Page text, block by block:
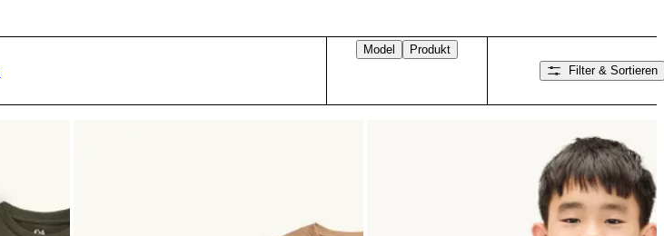
Model
Produkt
Filter & Sortieren